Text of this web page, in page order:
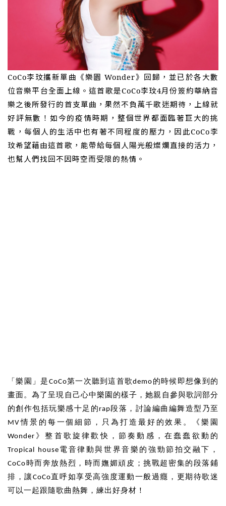
CoCo李玟攜新單曲《樂園 Wonder》回歸，並已於各大數
位音樂平台全面上線。這首歌是CoCo李玟4月份簽約華納音
樂之後所發行的首支單曲，果然不負萬千歌迷期待，上線就
好評無數！如今的疫情時期，整個世界都面臨著巨大的挑
戰，每個人的生活中也有著不同程度的壓力，因此CoCo李
玟希望藉由這首歌，能帶給每個人陽光般燦爛直接的活力，
也幫人們找回不因時空而受限的熱情。
「樂園」是CoCo第一次聽到這首歌demo的時候即想像到的
畫面。為了呈現自己心中樂園的樣子，她親自參與歌詞部分
的創作包括玩樂感十足的rap段落，討論編曲編舞造型乃至
MV情景的每一個細節，只為打造最好的效果。《樂園
Wonder》整首歌旋律歡快，節奏動感，在蠢蠢欲動的
Tropical house電音律動與世界音樂的強勁節拍交融下，
CoCo時而奔放熱烈，時而嫵媚頑皮；挑戰超密集的段落鋪
排，讓CoCo直呼如享受高強度運動一般過癮，更期待歌迷
可以一起跟隨歌曲熱舞，練出好身材！